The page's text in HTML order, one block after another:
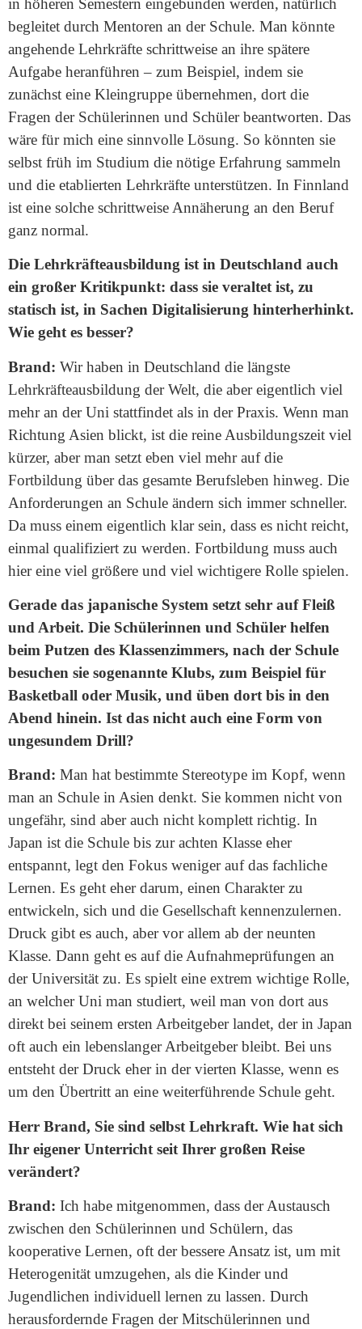
in höheren Semestern eingebunden werden, natürlich
begleitet durch Mentoren an der Schule. Man könnte
angehende Lehrkräfte schrittweise an ihre spätere
Aufgabe heranführen – zum Beispiel, indem sie
zunächst eine Kleingruppe übernehmen, dort die
Fragen der Schülerinnen und Schüler beantworten. Das
wäre für mich eine sinnvolle Lösung. So könnten sie
selbst früh im Studium die nötige Erfahrung sammeln
und die etablierten Lehrkräfte unterstützen. In Finnland
ist eine solche schrittweise Annäherung an den Beruf
ganz normal.
Die Lehrkräfteausbildung ist in Deutschland auch
ein großer Kritikpunkt: dass sie veraltet ist, zu
statisch ist, in Sachen Digitalisierung hinterherhinkt.
Wie geht es besser?
Brand: Wir haben in Deutschland die längste
Lehrkräfteausbildung der Welt, die aber eigentlich viel
mehr an der Uni stattfindet als in der Praxis. Wenn man
Richtung Asien blickt, ist die reine Ausbildungszeit viel
kürzer, aber man setzt eben viel mehr auf die
Fortbildung über das gesamte Berufsleben hinweg. Die
Anforderungen an Schule ändern sich immer schneller.
Da muss einem eigentlich klar sein, dass es nicht reicht,
einmal qualifiziert zu werden. Fortbildung muss auch
hier eine viel größere und viel wichtigere Rolle spielen.
Gerade das japanische System setzt sehr auf Fleiß
und Arbeit. Die Schülerinnen und Schüler helfen
beim Putzen des Klassenzimmers, nach der Schule
besuchen sie sogenannte Klubs, zum Beispiel für
Basketball oder Musik, und üben dort bis in den
Abend hinein. Ist das nicht auch eine Form von
ungesundem Drill?
Brand: Man hat bestimmte Stereotype im Kopf, wenn
man an Schule in Asien denkt. Sie kommen nicht von
ungefähr, sind aber auch nicht komplett richtig. In
Japan ist die Schule bis zur achten Klasse eher
entspannt, legt den Fokus weniger auf das fachliche
Lernen. Es geht eher darum, einen Charakter zu
entwickeln, sich und die Gesellschaft kennenzulernen.
Druck gibt es auch, aber vor allem ab der neunten
Klasse. Dann geht es auf die Aufnahmeprüfungen an
der Universität zu. Es spielt eine extrem wichtige Rolle,
an welcher Uni man studiert, weil man von dort aus
direkt bei seinem ersten Arbeitgeber landet, der in Japan
oft auch ein lebenslanger Arbeitgeber bleibt. Bei uns
entsteht der Druck eher in der vierten Klasse, wenn es
um den Übertritt an eine weiterführende Schule geht.
Herr Brand, Sie sind selbst Lehrkraft. Wie hat sich
Ihr eigener Unterricht seit Ihrer großen Reise
verändert?
Brand: Ich habe mitgenommen, dass der Austausch
zwischen den Schülerinnen und Schülern, das
kooperative Lernen, oft der bessere Ansatz ist, um mit
Heterogenität umzugehen, als die Kinder und
Jugendlichen individuell lernen zu lassen. Durch
herausfordernde Fragen der Mitschülerinnen und